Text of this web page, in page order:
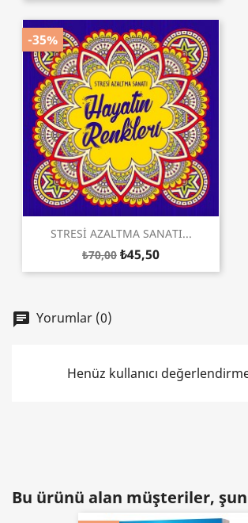
STRESİ AZALTMA SANATI...
₺70,00 ₺45,50
-35%
chat Yorumlar (0)
Henüz kullanıcı
Bu ürünü alan müşteriler,